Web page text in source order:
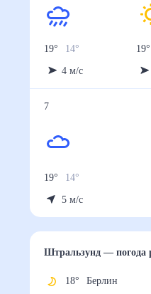
19° 14°
4 м/с
19°
7
19° 14°
5 м/с
Штральзунд—
18° Берлин